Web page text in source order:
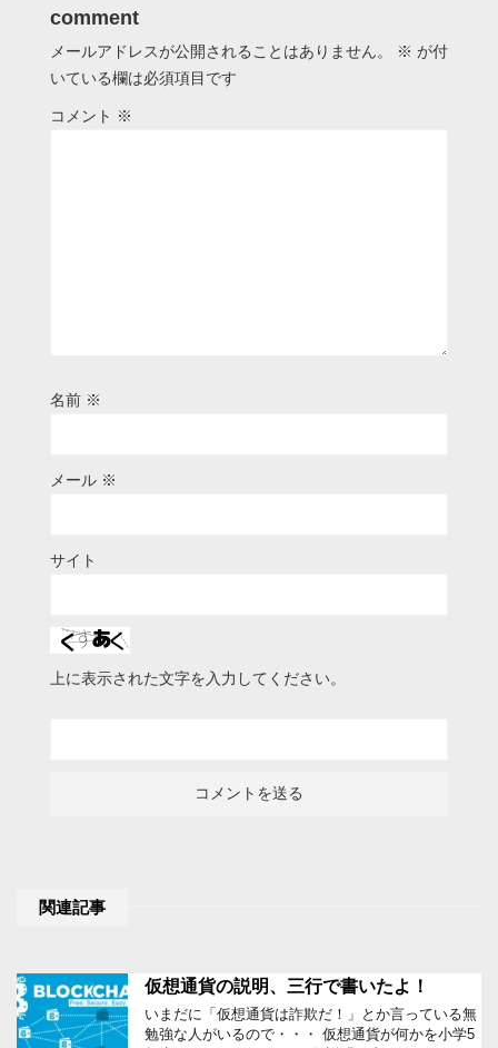
comment
メールアドレスが公開されることはありません。 ※ が付
いている欄は必須項目です
コメント ※
名前 ※
メール ※
サイト
上に表示された文字を入力してください。
関連記事
仮想通貨の説明、三行で書いたよ！
いまだに「仮想通貨は詐欺だ！」とか言っている無
勉強な人がいるので・・・ 仮想通貨が何かを小学5